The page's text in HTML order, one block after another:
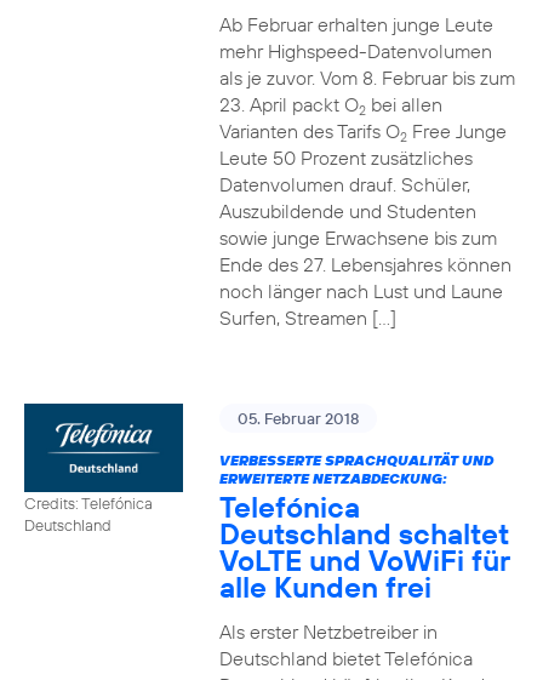
Ab Februar erhalten junge Leute
mehr Highspeed-Datenvolumen
als je zuvor. Vom 8. Februar bis zum
23. April packt O2bei allen
Varianten des Tarifs O2Free Junge
Leute 50 Prozent zusätzliches
Datenvolumen drauf. Schüler,
Auszubildende und Studenten
sowie junge Erwachsene bis zum
Ende des 27. Lebensjahres können
noch länger nach Lust und Laune
Surfen, Streamen […]
Credits: Telefónica
Deutschland
05. Februar 2018
VERBESSERTE SPRACHQUALITÄT UND
ERWEITERTE NETZABDECKUNG:
Telefónica
Deutschland schaltet
VoLTE und VoWiFi für
alle Kunden frei
Als erster Netzbetreiber in
Deutschland bietet Telefónica